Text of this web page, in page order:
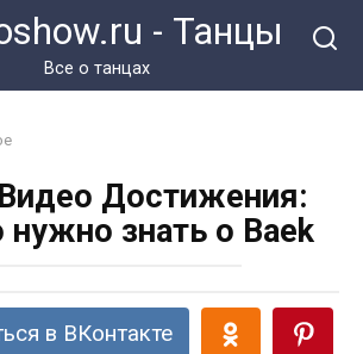
- Танцы
Все о танцах
Достижения:
нужно знать о Baek
в ВКонтакте